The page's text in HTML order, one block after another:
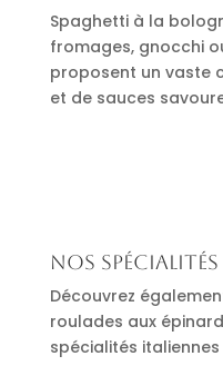
Spaghetti à la
fromages, gnocchi
proposent un vaste
et de sauces
Nos
Découvrez
roulades aux
spécialités